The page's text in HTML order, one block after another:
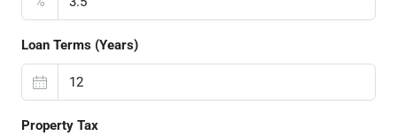
Loan Terms (Years)
Property Tax